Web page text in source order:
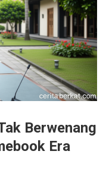
Berwenang
Era